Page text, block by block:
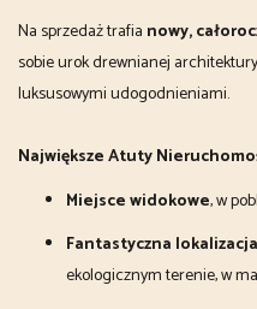
Na sprzedaż trafia nowy,
sobie urok drewnianej
luksusowymi udogodnieniami.
Największe Atuty
Miejsce widokowe, w
Fantastyczna
ekologicznym terenie, w